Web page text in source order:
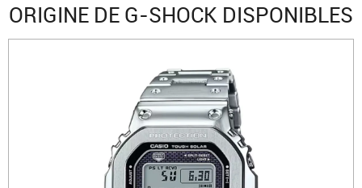
ORIGINE DE G-SHOCK DISPONIBLES